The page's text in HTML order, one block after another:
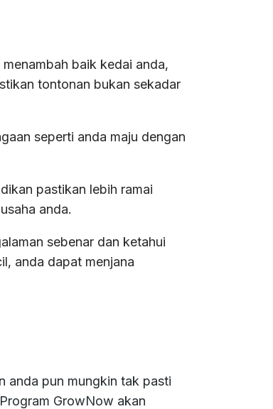
baik kedai anda,
tontonan bukan sekadar
seperti anda maju dengan
pastikan lebih ramai
anda.
sebenar dan ketahui
anda dapat menjana
anda pun mungkin tak pasti
GrowNow akan